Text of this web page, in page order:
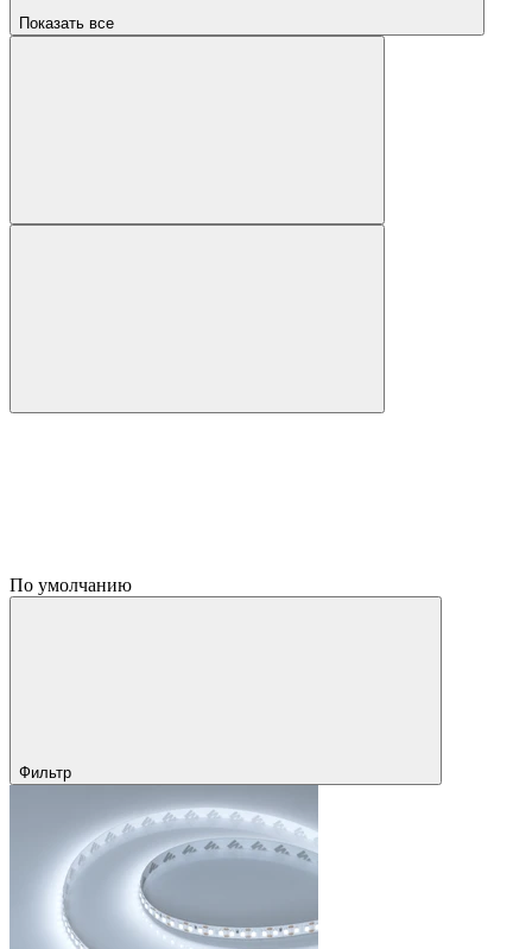
Показать все
По умолчанию
Фильтр